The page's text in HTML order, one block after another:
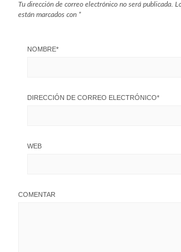
Tu dirección de correo electrónico no será publicada.
están marcados con *
NOMBRE*
DIRECCIÓN DE CORREO ELECTRÓNICO*
WEB
COMENTAR